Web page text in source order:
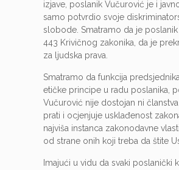
izjave, poslanik Vučurović je i
samo potvrdio svoje
slobode. Smatramo da je
443 Krivičnog zakonika, da je
za ljudska prava.
Smatramo da funkcija
etičke principe u radu poslanika,
Vučurović nije dostojan ni
prati i ocjenjuje usklađenost
najviša instanca zakonodavne
od strane onih koji treba da štite
Imajući u vidu da svaki